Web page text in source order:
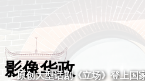
影像华政
原创大型话剧《立场》登上国